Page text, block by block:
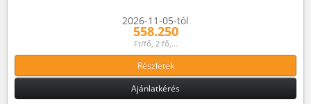
2026-11-05-tól
558.250
Ft/fő, 2 fő,...
Részletek
Ajánlatkérés